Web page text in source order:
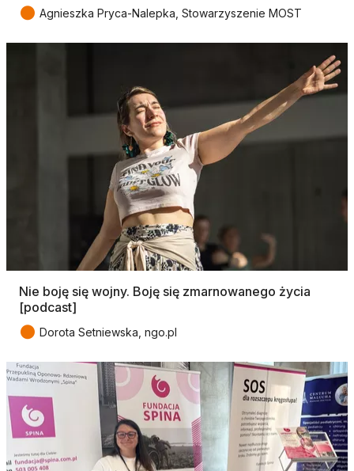
● Agnieszka Pryca-Nalepka, Stowarzyszenie MOST
Nie boję się wojny. Boję się zmarnowanego życia
[podcast]
● Dorota Setniewska, ngo.pl